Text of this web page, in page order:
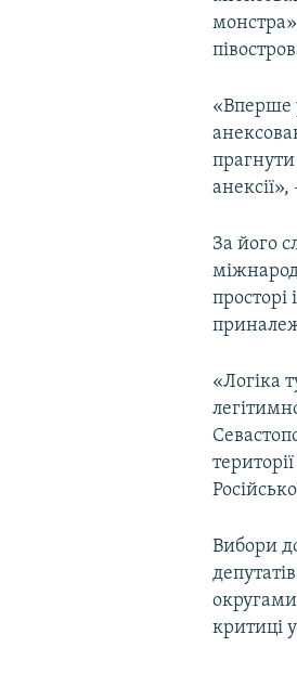
«Вперше
прагнути
За його
«Логіка
Вибори
критиці